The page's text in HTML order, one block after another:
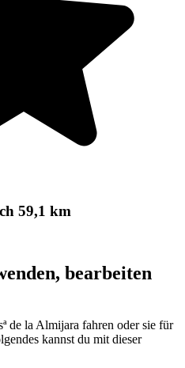
59,1 km
bearbeiten
de la Almijara fahren oder sie für
kannst du mit dieser